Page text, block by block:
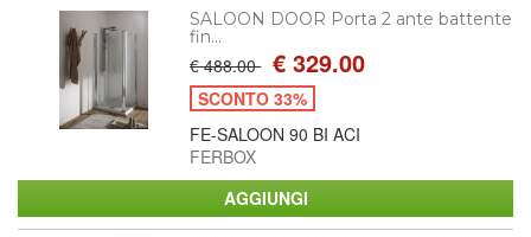
SALOON DOOR Porta 2 ante battente
fin...
€ 488.00 € 329.00
SCONTO 33%
FE-SALOON 90 BI ACI
FERBOX